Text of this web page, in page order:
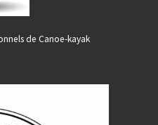
de Canoe-kayak